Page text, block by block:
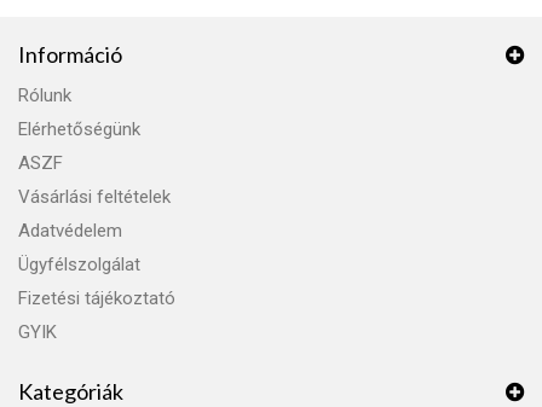
Információ
Rólunk
Elérhetőségünk
ASZF
Vásárlási feltételek
Adatvédelem
Ügyfélszolgálat
Fizetési tájékoztató
GYIK
Kategóriák